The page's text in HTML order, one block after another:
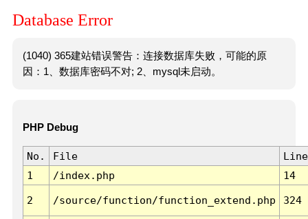
Database Error
(1040) 365建站错误警告：连接数据库失败，可能的原
因：1、数据库密码不对; 2、mysql未启动。
PHP Debug
No. File
Line
1
/index.php 14
2 /source/function/function_extend.php 324